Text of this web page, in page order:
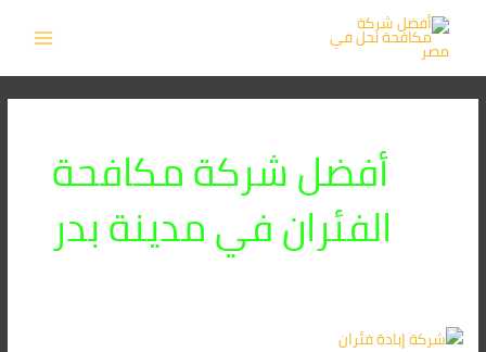
المحتوى
أفضل شركة مكافحة
الفئران في مدينة بدر
شركة